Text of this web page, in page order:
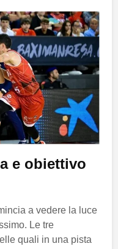
e obiettivo
a vedere la luce
Le tre
quali in una pista